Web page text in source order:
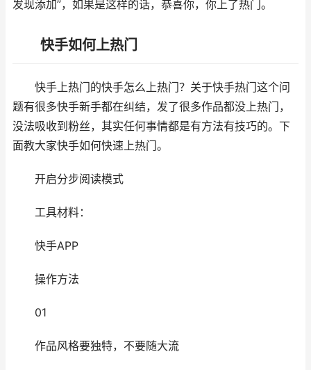
发现添加”，如果是这样的话，恭喜你，你上了热门。
快手如何上热门
快手上热门的快手怎么上热门？关于快手热门这个问
题有很多快手新手都在纠结，发了很多作品都没上热门，
没法吸收到粉丝，其实任何事情都是有方法有技巧的。下
面教大家快手如何快速上热门。
开启分步阅读模式
工具材料：
快手APP
操作方法
01
作品风格要独特，不要随大流